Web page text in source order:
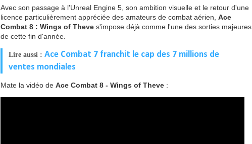
Avec son passage à l'Unreal Engine 5, son ambition visuelle et le retour d'une
licence particulièrement appréciée des amateurs de combat aérien, Ace
Combat 8 : Wings of Theve s'impose déjà comme l'une des sorties majeures
de cette fin d'année.
Lire aussi : Ace Combat 7 franchit le cap des 7 millions de
ventes mondiales
Mate la vidéo de Ace Combat 8 - Wings of Theve :